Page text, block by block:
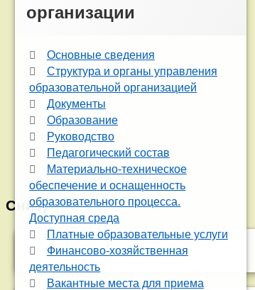
организации
Основные сведения
Структура и органы управления
образовательной организацией
Документы
Образование
Руководство
Педагогический состав
Материально-техническое
обеспечение и оснащенность
образовательного процесса.
Доступная среда
Платные образовательные услуги
Финансово-хозяйственная
деятельность
Вакантные места для приема
Снизу